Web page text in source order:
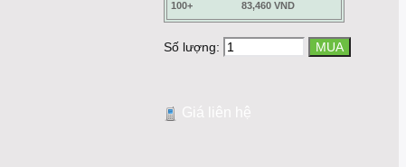
100+
83,460 VND
Số lượng:
Giá liên hệ